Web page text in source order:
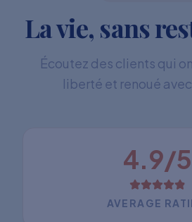
La vie, sans
Écoutez des clients qui
liberté et renoué
4.9/5
AVERAGE